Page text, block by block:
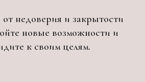
недоверия и закрытости
новые возможности и
к своим целям.